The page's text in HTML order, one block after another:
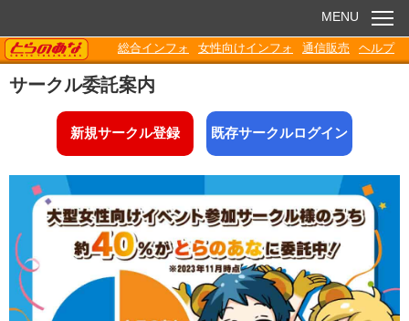
お知らせ
電子書籍
Q&A
各種ダウンロード
MENU
TORANOANA
総合インフォ 女性向けインフォ 通信販売 ヘルプ
サークル委託案内
新規サークル登録 既存サークルログイン